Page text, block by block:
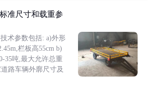
准尺寸和载重参
术参数包括: a)外形
栏板高55cm b)
35吨,最大允许总重
路车辆外廓尺寸及